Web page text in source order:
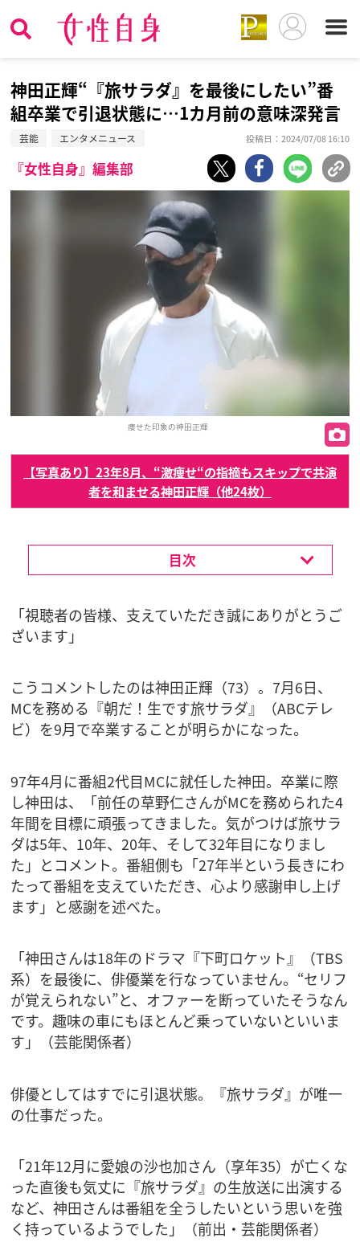
神田正輝“『旅サラダ』を最後にしたい”番
組卒業で引退状態に…1カ月前の意味深発言
芸能 エンタメニュース 投稿日：2024/07/08 16:10
『女性自身』編集部
痩せた印象の神田正輝
【写真あり】23年8月、“激痩せ“の指摘もスキップで共演
者を和ませる神田正輝（他24枚）
目次
「視聴者の皆様、支えていただき誠にありがとうご
ざいます」
こうコメントしたのは神田正輝（73）。7月6日、
MCを務める『朝だ！生です旅サラダ』（ABCテレ
ビ）を9月で卒業することが明らかになった。
97年4月に番組2代目MCに就任した神田。卒業に際
し神田は、「前任の草野仁さんがMCを務められた4
年間を目標に頑張ってきました。気がつけば旅サラ
ダは5年、10年、20年、そして32年目になりまし
た」とコメント。番組側も「27年半という長きにわ
たって番組を支えていただき、心より感謝申し上げ
ます」と感謝を述べた。
「神田さんは18年のドラマ『下町ロケット』（TBS
系）を最後に、俳優業を行なっていません。“セリフ
が覚えられない”と、オファーを断っていたそうなん
です。趣味の車にもほとんど乗っていないといいま
す」（芸能関係者）
俳優としてはすでに引退状態。『旅サラダ』が唯一
の仕事だった。
「21年12月に愛娘の沙也加さん（享年35）が亡くな
った直後も気丈に『旅サラダ』の生放送に出演する
など、神田さんは番組を全うしたいという思いを強
く持っているようでした」（前出・芸能関係者）